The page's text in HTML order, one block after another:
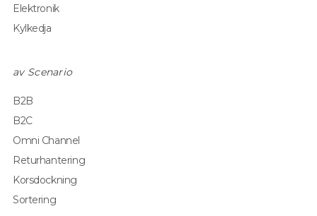
Elektronik
Kylkedja
av Scenario
B2B
B2C
Omni Channel
Returhantering
Korsdockning
Sortering